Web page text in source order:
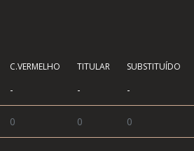
C.VERMELHO TITULAR SUBSTITUÍDO
- - -
0 0 0